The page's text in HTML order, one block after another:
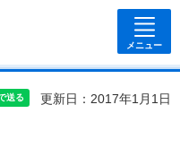
メニュー
更新日：2017年1月1日